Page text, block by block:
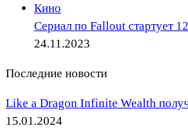
Кино
Сериал по Fallout стартует
24.11.2023
Последние новости
Like a Dragon Infinite Wealth
15.01.2024